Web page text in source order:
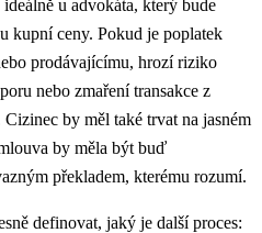
u advokáta, který bude
kupní ceny. Pokud je poplatek
prodávajícímu, hrozí riziko
nebo zmaření transakce z
by měl také trvat na jasném
by měla být buď
překladem, kterému rozumí.
definovat, jaký je další proces: